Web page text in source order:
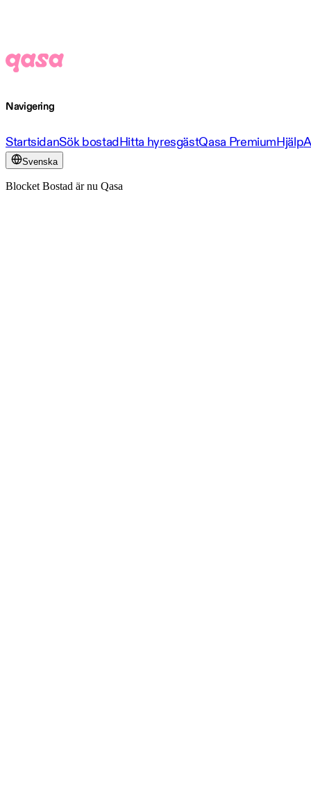
Navigering
StartsidanSök bostadHitta hyresgästQasa PremiumHjälp
Svenska
Blocket Bostad är nu Qasa